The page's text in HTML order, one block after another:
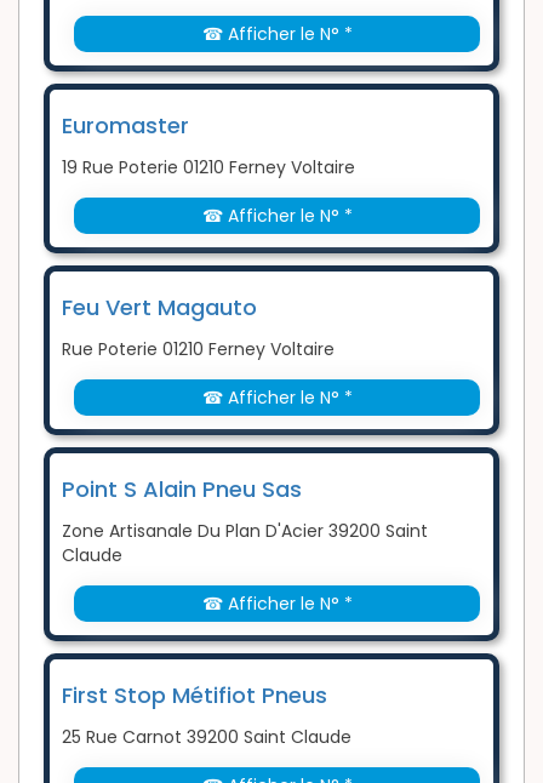
☎ Afficher le N° *
Euromaster
19 Rue Poterie 01210 Ferney Voltaire
☎ Afficher le N° *
Feu Vert Magauto
Rue Poterie 01210 Ferney Voltaire
☎ Afficher le N° *
Point S Alain Pneu Sas
Zone Artisanale Du Plan D'Acier 39200 Saint
Claude
☎ Afficher le N° *
First Stop Métifiot Pneus
25 Rue Carnot 39200 Saint Claude